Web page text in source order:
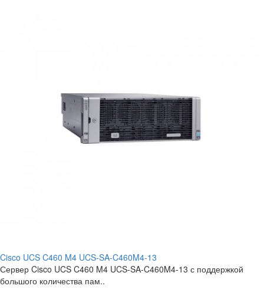
Cisco UCS C460 M4 UCS-SA-C460M4-13
Сервер Cisco UCS C460 M4 UCS-SA-C460M4-13 с поддержкой
большого количества пам..